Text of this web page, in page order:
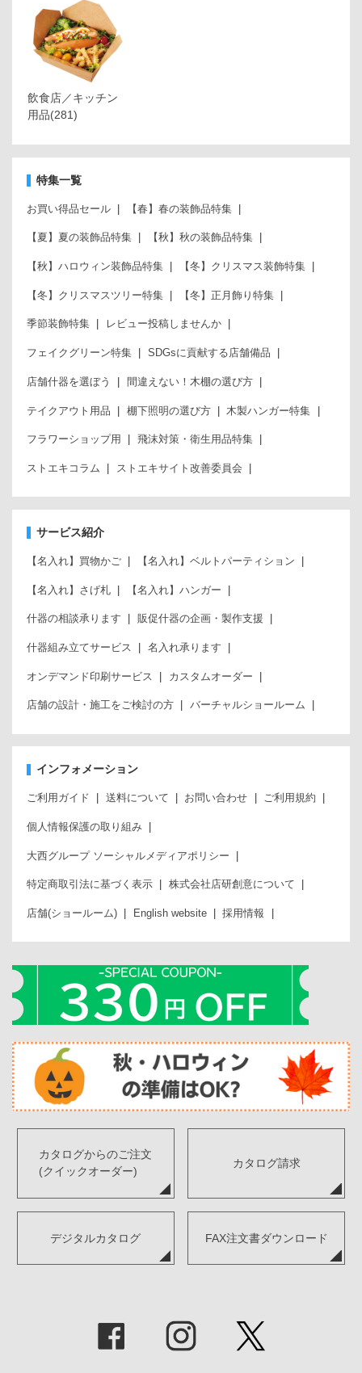
飲食店／キッチン
用品(281)
特集一覧
お買い得品セール 【春】春の装飾品特集
【夏】夏の装飾品特集 【秋】秋の装飾品特集
【秋】ハロウィン装飾品特集 【冬】クリスマス装飾特集
【冬】クリスマスツリー特集 【冬】正月飾り特集
季節装飾特集 レビュー投稿しませんか
フェイクグリーン特集 SDGsに貢献する店舗備品
店舗什器を選ぼう 間違えない！木棚の選び方
テイクアウト用品 棚下照明の選び方 木製ハンガー特集
フラワーショップ用 飛沫対策・衛生用品特集
ストエキコラム ストエキサイト改善委員会
サービス紹介
【名入れ】買物かご 【名入れ】ベルトパーティション
【名入れ】さげ札 【名入れ】ハンガー
什器の相談承ります 販促什器の企画・製作支援
什器組み立てサービス 名入れ承ります
オンデマンド印刷サービス カスタムオーダー
店舗の設計・施工をご検討の方 バーチャルショールーム
インフォメーション
ご利用ガイド 送料について お問い合わせ ご利用規約
個人情報保護の取り組み
大西グループ ソーシャルメディアポリシー
特定商取引法に基づく表示 株式会社店研創意について
店舗(ショールーム) English website 採用情報
カタログからのご注文
(クイックオーダー)
カタログ請求
デジタルカタログ FAX注文書ダウンロード